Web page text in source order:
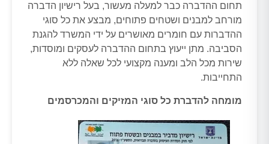
תחום ההדברה כבר למעלה מעשור, בעל רישיון הדברה
מורחב למבנים ושטחים פתוחים, מבצע את כל סוגי
ההדברות עם חומרים מאושרים על ידי המשרד להגנת
הסביבה. מתן ייעוץ בתחום ההדברה לעסקים ומוסדות,
שירות מכל הלב ומענה מקצועי לכל שאלה ללא
התחייבות.
מומחה להדברת כל סוגי המזיקים והמכרסמים